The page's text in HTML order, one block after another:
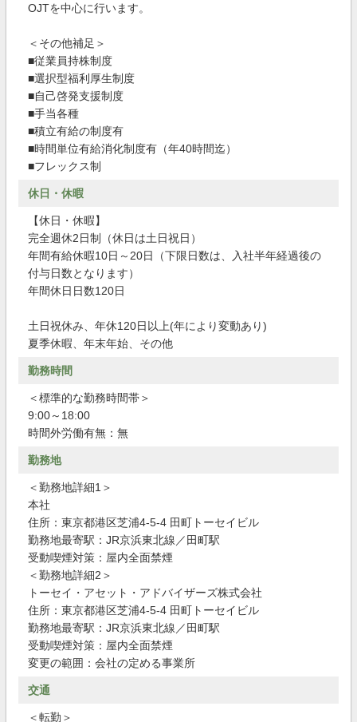
OJTを中心に行います。
＜その他補足＞
■従業員持株制度
■選択型福利厚生制度
■自己啓発支援制度
■手当各種
■積立有給の制度有
■時間単位有給消化制度有（年40時間迄）
■フレックス制
休日・休暇
【休日・休暇】
完全週休2日制（休日は土日祝日）
年間有給休暇10日～20日（下限日数は、入社半年経過後の
付与日数となります）
年間休日日数120日
土日祝休み、年休120日以上(年により変動あり)
夏季休暇、年末年始、その他
勤務時間
＜標準的な勤務時間帯＞
9:00～18:00
時間外労働有無：無
勤務地
＜勤務地詳細1＞
本社
住所：東京都港区芝浦4-5-4 田町トーセイビル
勤務地最寄駅：JR京浜東北線／田町駅
受動喫煙対策：屋内全面禁煙
＜勤務地詳細2＞
トーセイ・アセット・アドバイザーズ株式会社
住所：東京都港区芝浦4-5-4 田町トーセイビル
勤務地最寄駅：JR京浜東北線／田町駅
受動喫煙対策：屋内全面禁煙
変更の範囲：会社の定める事業所
交通
＜転勤＞